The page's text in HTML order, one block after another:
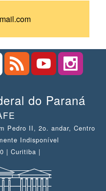
do Paraná
Pedro II, 2o. andar, Centro
Indisponível
| Curitiba |